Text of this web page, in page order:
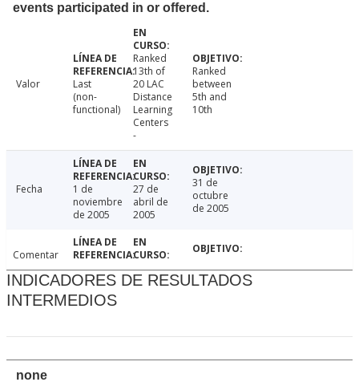
events participated in or offered.
Valor
Last
(non-
functional)
Ranked
13th of
20 LAC
Distance
Learning
Centers
-
Ranked
between
5th and
10th
Fecha
1 de
noviembre
de 2005
27 de
abril de
2005
31 de
octubre
de 2005
Comentar
INDICADORES DE RESULTADOS
INTERMEDIOS
none